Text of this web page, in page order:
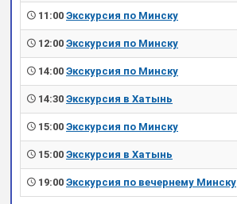
11:00 Экскурсия по Минску
12:00 Экскурсия по Минску
14:00 Экскурсия по Минску
14:30 Экскурсия в Хатынь
15:00 Экскурсия по Минску
15:00 Экскурсия в Хатынь
19:00 Экскурсия по вечернему Минску